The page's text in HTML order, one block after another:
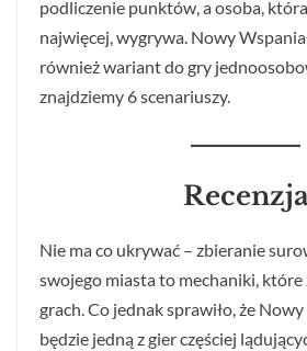
podliczenie punktów, a osoba,
najwięcej, wygrywa. Nowy
również wariant do gry
znajdziemy 6 scenariuszy.
Nie ma co ukrywać – zbieranie
swojego miasta to mechaniki,
grach. Co jednak sprawiło, że
będzie jedną z gier częściej